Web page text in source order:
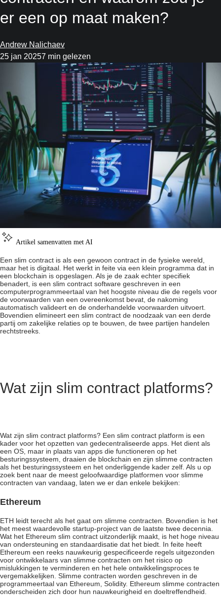
er een op maat maken?
Andrew Nalichaev
25 jan 20257 min gelezen
Artikel samenvatten met AI
Een slim contract is als een gewoon contract in de fysieke wereld,
maar het is digitaal. Het werkt in feite via een klein programma dat in
een blockchain is opgeslagen. Als je de zaak echter specifiek
benadert, is een slim contract software geschreven in een
computerprogrammeertaal van het hoogste niveau die de regels voor
de voorwaarden van een overeenkomst bevat, de nakoming
automatisch valideert en de onderhandelde voorwaarden uitvoert.
Bovendien elimineert een slim contract de noodzaak van een derde
partij om zakelijke relaties op te bouwen, de twee partijen handelen
rechtstreeks.
Wat zijn slim contract platforms?
Wat zijn slim contract platforms? Een slim contract platform is een
kader voor het opzetten van gedecentraliseerde apps. Het dient als
een OS, maar in plaats van apps die functioneren op het
besturingssysteem, draaien de blockchain en zijn slimme contracten
als het besturingssysteem en het onderliggende kader zelf. Als u op
zoek bent naar de meest geloofwaardige platformen voor slimme
contracten van vandaag, laten we er dan enkele bekijken:
Ethereum
ETH leidt terecht als het gaat om slimme contracten. Bovendien is het
het meest waardevolle startup-project van de laatste twee decennia.
Wat het Ethereum slim contract uitzonderlijk maakt, is het hoge niveau
van ondersteuning en standaardisatie dat het biedt. In feite heeft
Ethereum een reeks nauwkeurig gespecificeerde regels uitgezonden
voor ontwikkelaars van slimme contracten om het risico op
mislukkingen te verminderen en het hele ontwikkelingsproces te
vergemakkelijken. Slimme contracten worden geschreven in de
programmeertaal van Ethereum, Solidity. Ethereum slimme contracten
onderscheiden zich door hun nauwkeurigheid en doeltreffendheid.